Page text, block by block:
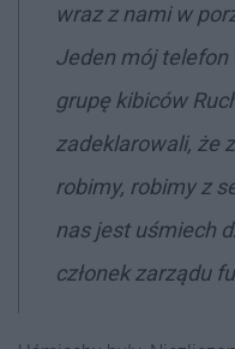
wraz z nami w
Jeden mój telefon
grupę kibiców
zadeklarowali, że
robimy, robimy z
nas jest uśmiech
członek zarządu